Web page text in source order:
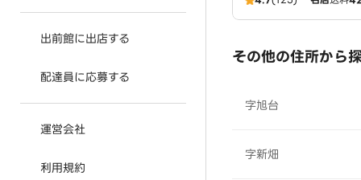
出前館に出店する
配達員に応募する
運営会社
利用規約
その他の住所から
字旭台
字新畑